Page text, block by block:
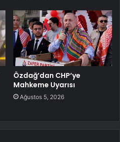
Özdağ’dan CHP’ye
Mahkeme Uyarısı
Ağustos 5, 2026